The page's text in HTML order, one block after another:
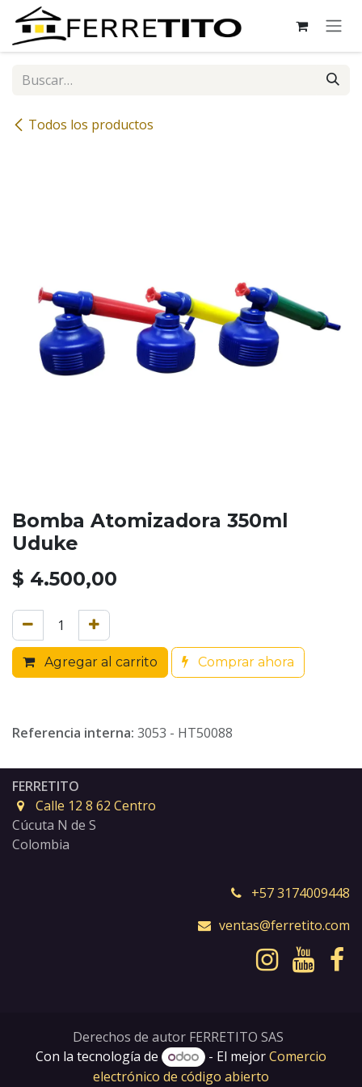
Ir al contenido
Todos los productos
Bomba Atomizadora 350ml
Uduke
$ 4.500,00
Agregar al carrito Comprar ahora
Referencia interna: 3053 - HT50088
FERRETITO
Calle 12 8 62 Centro
Cúcuta N de S
Colombia
+57 3174009448
ventas@ferretito.com
Derechos de autor FERRETITO SAS
Con la tecnología de
- El mejorComercio
electrónico de código abierto